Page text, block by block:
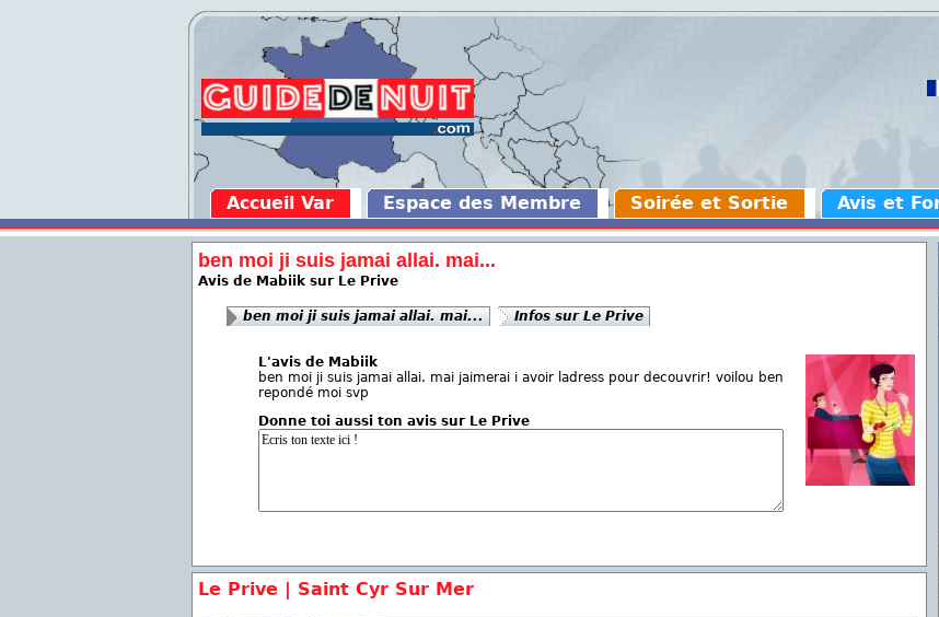
Accueil Var Espace des Membre Soirée et Sortie Avis et
ben moi ji suis jamai allai. mai...
Avis de Mabiik sur Le Prive
ben moi ji suis jamai allai. mai... Infos sur Le Prive
L'avis de Mabiik
ben moi ji suis jamai allai. mai jaimerai i avoir ladress pour decouvrir! voilou ben
repondé moi svp
Donne toi aussi ton avis sur Le Prive
Le Prive | Saint Cyr Sur Mer